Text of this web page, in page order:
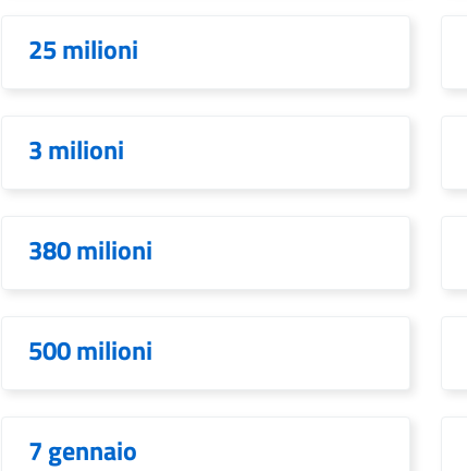
25 milioni
3 milioni
380 milioni
500 milioni
7 gennaio